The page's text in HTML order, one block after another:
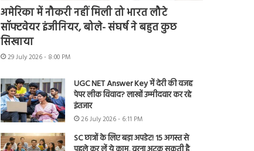
अमेरिका में नौकरी नहीं मिली तो भारत लौटे
सॉफ्टवेयर इंजीनियर, बोले- संघर्ष ने बहुत कुछ
सिखाया
29 July 2026 - 8:00 PM
UGC NET Answer Key में देरी की वजह
पेपर लीक विवाद? लाखों उम्मीदवार कर रहे
इंतजार
26 July 2026 - 6:11 PM
SC छात्रों के लिए बड़ा अपडेट! 15 अगस्त से